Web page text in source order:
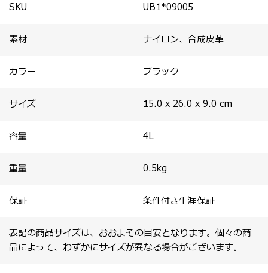
SKU UB1*09005
素材 ナイロン、合成皮革
カラー ブラック
サイズ 15.0 x 26.0 x 9.0 cm
容量 4L
重量 0.5kg
保証 条件付き生涯保証
表記の商品サイズは、おおよその目安となります。個々の商
品によって、わずかにサイズが異なる場合がございます。